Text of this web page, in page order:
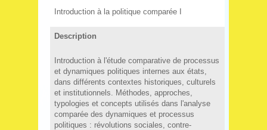
Introduction à la politique comparée I
Description
Introduction à l'étude comparative de processus
et dynamiques politiques internes aux états,
dans différents contextes historiques, culturels
et institutionnels. Méthodes, approches,
typologies et concepts utilisés dans l'analyse
comparée des dynamiques et processus
politiques : révolutions sociales, contre-